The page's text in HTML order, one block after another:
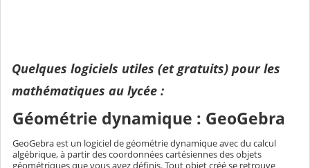
Quelques logiciels utiles (et gratuits) pour les
mathématiques au lycée :
Géométrie dynamique : GeoGebra
GeoGebra est un logiciel de géométrie dynamique avec du calcul
algébrique, à partir des coordonnées cartésiennes des objets
géométriques que vous avez définis. Tout objet créé se retrouve